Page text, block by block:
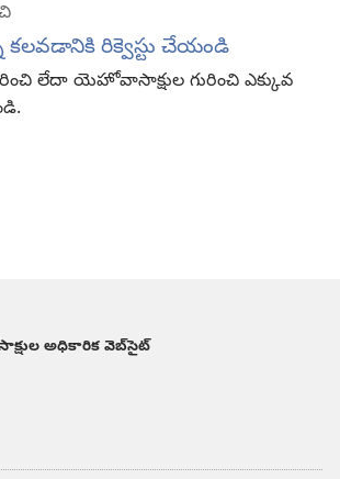
రిక్వెస్టు చేయండి
లేదా యెహోవాసాక్షుల గురించి ఎక్కువ
అధికారిక వెబ్‌సైట్‌